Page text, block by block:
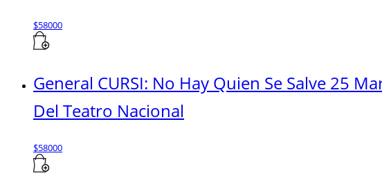
$58000
General CURSI: No Hay Quien Se Salve 25
Del Teatro Nacional
$58000